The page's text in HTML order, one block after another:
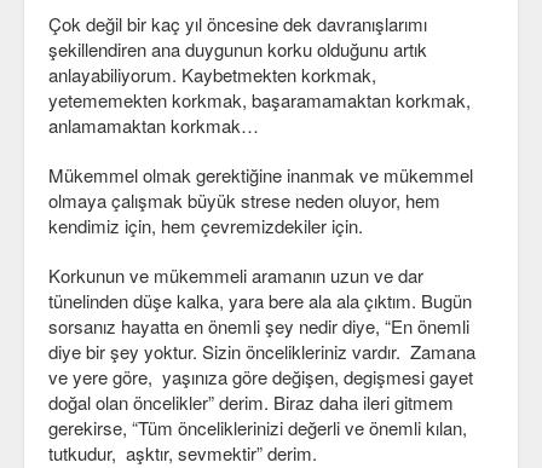
Çok değil bir kaç yıl öncesine dek davranışlarımı
şekillendiren ana duygunun korku olduğunu artık
anlayabiliyorum. Kaybetmekten korkmak,
yetememekten korkmak, başaramamaktan korkmak,
anlamamaktan korkmak…
Mükemmel olmak gerektiğine inanmak ve mükemmel
olmaya çalışmak büyük strese neden oluyor, hem
kendimiz için, hem çevremizdekiler için.
Korkunun ve mükemmeli aramanın uzun ve dar
tünelinden düşe kalka, yara bere ala ala çıktım. Bugün
sorsanız hayatta en önemli şey nedir diye, “En önemli
diye bir şey yoktur. Sizin öncelikleriniz vardır. Zamana
ve yere göre, yaşınıza göre değişen, degişmesi gayet
doğal olan öncelikler” derim. Biraz daha ileri gitmem
gerekirse, “Tüm önceliklerinizi değerli ve önemli kılan,
tutkudur, aşktır, sevmektir” derim.